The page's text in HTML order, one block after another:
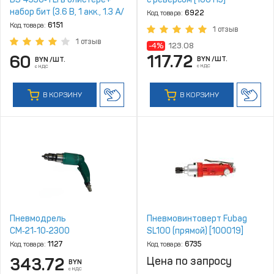
набор бит (3.6 В, 1 акк., 1.3 А/
ч Li‑Ion, 1 скор., 3.9 Нм,
шурупы до 5 мм)
Код товара: 6151
1 отзыв
60 BYN /ШТ.
с НДС
В КОРЗИНУ
Код товара: 6922
1 отзыв
-4% 123.08
117.72 BYN /ШТ.
с НДС
В КОРЗИНУ
Пневмодрель
СМ‑21‑10‑2300
Код товара: 1127
343.72 BYN
с НДС
Пневмовинтоверт Fubag
SL100 (прямой) [100019]
Код товара: 6735
Цена по запросу